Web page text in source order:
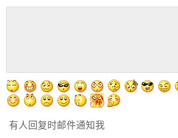
有人回复时邮件通知我